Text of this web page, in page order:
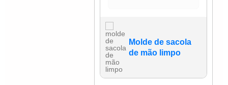
Molde de sacola
de mão limpo